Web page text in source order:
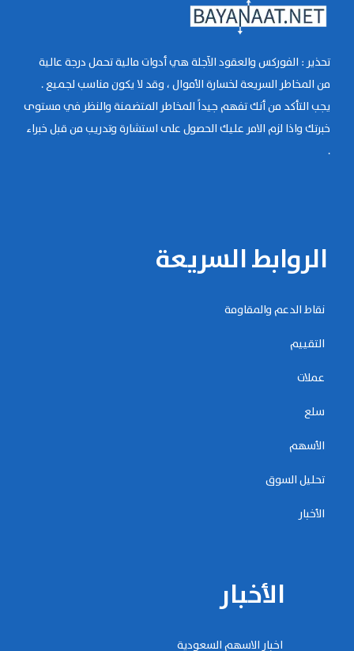
تحذير : الفوركس والعقود الآجلة هي أدوات مالية تحمل درجة عالية
من المخاطر السريعة لخسارة الأموال ، وقد لا يكون مناسب لجميع .
يجب التأكد من أنك تفهم جيداً المخاطر المتضمنة والنظر في مستوى
خبرتك واذا لزم الامر عليك الحصول على استشارة وتدريب من قبل خبراء
.
الروابط السريعة
نقاط الدعم والمقاومة
التقييم
عملات
سلع
الأسهم
تحليل السوق
الأخبار
الأخبار
اخبار الاسهم السعودية